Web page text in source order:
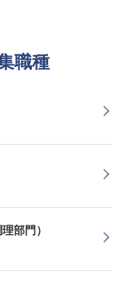
職種
部門）